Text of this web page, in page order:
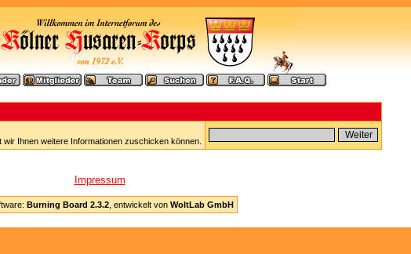
Ihnen weitere Informationen zuschicken können.
Impressum
Burning Board 2.3.2, entwickelt von WoltLab GmbH